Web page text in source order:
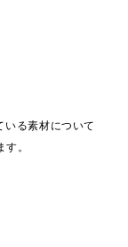
る素材について
。